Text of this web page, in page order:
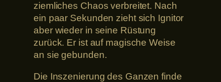
ziemliches Chaos verbreitet. Nach
ein paar Sekunden zieht sich Ignitor
aber wieder in seine Rüstung
zurück. Er ist auf magische Weise
an sie gebunden.
Die Inszenierung des Ganzen finde